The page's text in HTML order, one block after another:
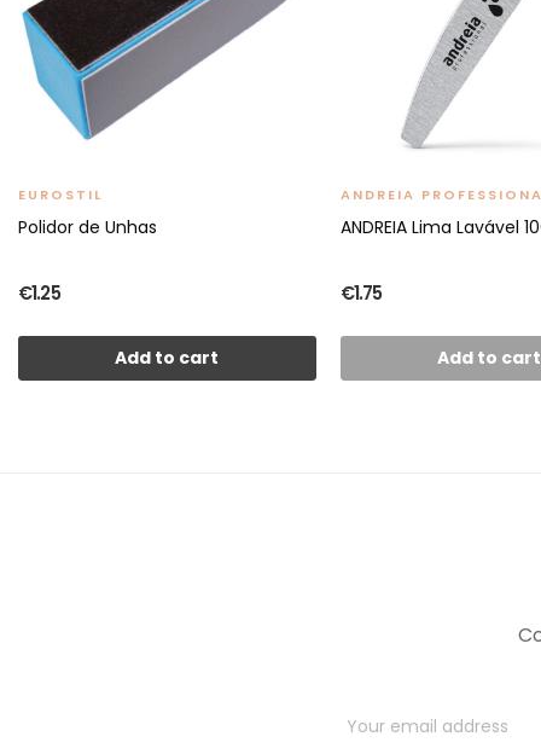
EUROSTIL
Polidor de Unhas
€1.25
Add to cart
ANDREIA
ANDREIA Lima Lavável
€1.75
Add to cart